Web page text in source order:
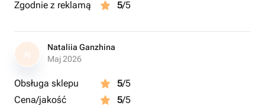
Zgodnie z reklamą
5/5
N
Nataliia Ganzhina
Maj 2026
Obsługa sklepu 5/5
Cena/jakość
5/5